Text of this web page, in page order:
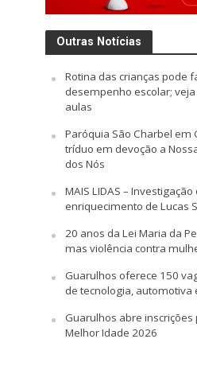
Outras Notícias
Rotina das crianças pode
desempenho escolar;
aulas
Paróquia São Charbel em
tríduo em devoção a
dos Nós
MAIS LIDAS –
enriquecimento de Lucas
20 anos da Lei Maria da
mas violência contra
Guarulhos oferece 150
de tecnologia, automotiva
Guarulhos abre inscrições
Melhor Idade 2026